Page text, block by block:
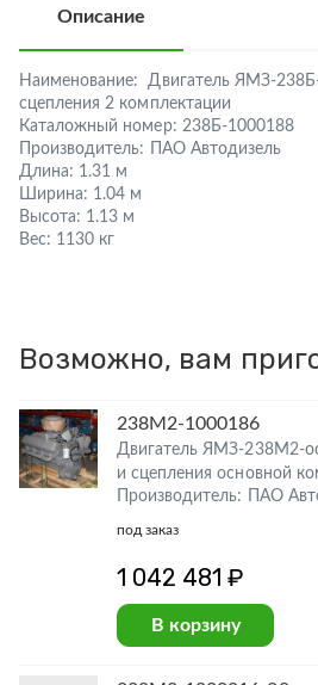
Описание
Наименование:
Двигатель ЯМЗ-
сцепления 2 комплектации
Каталожный номер: 238Б-1000188
Производитель:
ПАО Автодизель
Длина: 1.31 м
Ширина: 1.04 м
Высота: 1.13 м
Вес: 1130 кг
Возможно, вам
238М2-1000186
Двигатель ЯМЗ-238М2-
и сцепления основной
Производитель: ПАО
под заказ
1 042 481 ₽
В корзину